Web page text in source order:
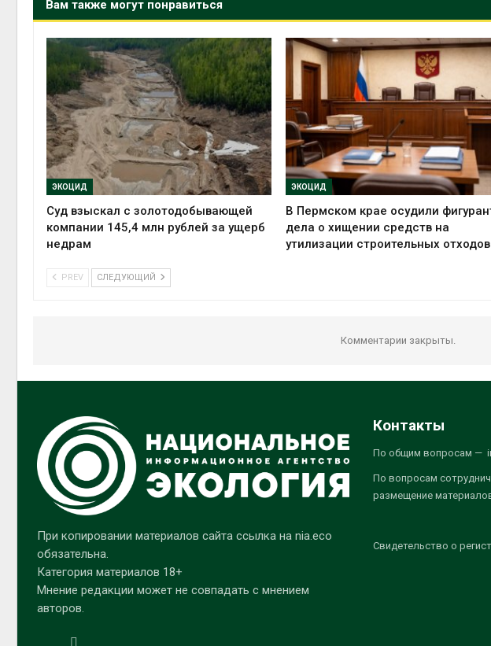
Вам также могут понравиться
ЭКОЦИД
Суд взыскал с золотодобывающей
компании 145,4 млн рублей за ущерб
недрам
ЭКОЦИД
В Пермском крае осудили
дела о хищении средств на
утилизации строительных отходов
PREV СЛЕДУЮЩИЙ
Комментарии закрыты.
При копировании материалов сайта ссылка на nia.eco
обязательна.
Категория материалов 18+
Мнение редакции может не совпадать с мнением
авторов.
Контакты
По общим вопросам —
По вопросам
размещение
Свидетельство о